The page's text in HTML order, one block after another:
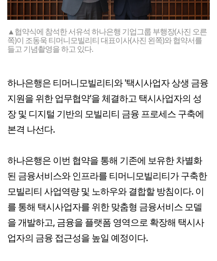
▲협약식에 참석한 서유석 하나은행 기업그룹 부행장(사진 오른
쪽)이 조동욱 티머니모빌리티 대표이사(사진 왼쪽)와 협약서를
들고 기념촬영을 하고 있다.
하나은행은 티머니모빌리티와 '택시사업자 상생 금융
지원을 위한 업무협약'을 체결하고 택시사업자의 성
장 및 디지털 기반의 모빌리티 금융 프로세스 구축에
본격 나선다.
하나은행은 이번 협약을 통해 기존에 보유한 차별화
된 금융서비스와 인프라를 티머니모빌리티가 구축한
모빌리티 사업역량 및 노하우와 결합할 방침이다. 이
를 통해 택시사업자를 위한 맞춤형 금융서비스 모델
을 개발하고, 금융을 플랫폼 영역으로 확장해 택시사
업자의 금융 접근성을 높일 예정이다.